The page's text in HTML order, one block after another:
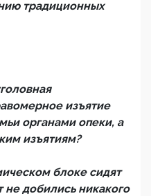
традиционных
изъятие
органами опеки, а
изъятиям?
блоке сидят
не добились никакого